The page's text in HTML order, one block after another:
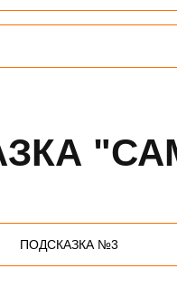
ПОДСКАЗКА №3